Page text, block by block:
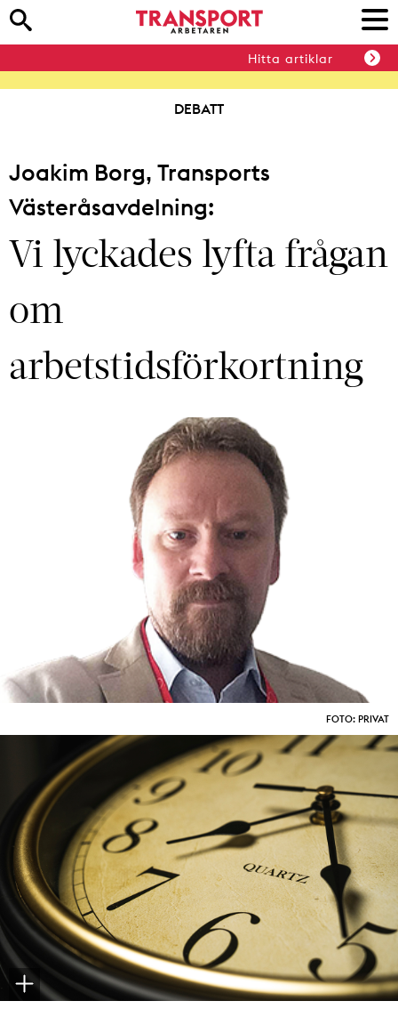
Hitta artiklar
DEBATT
Joakim Borg, Transports
Västeråsavdelning:
Vi lyckades lyfta frågan
om
arbetstidsförkortning
FOTO: PRIVAT